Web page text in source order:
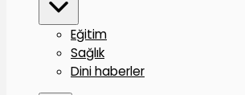
Eğitim
Sağlık
Dini haberler